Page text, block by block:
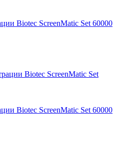
Biotec ScreenMatic Set 60000
Biotec ScreenMatic Set 60000